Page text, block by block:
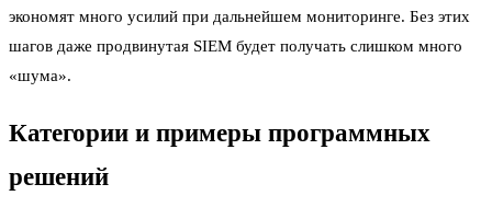
экономят много усилий при дальнейшем мониторинге. Без этих
шагов даже продвинутая SIEM будет получать слишком много
«шума».
Категории и примеры программных
решений